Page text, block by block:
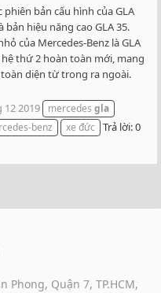
bản cấu hình của GLA
hiệu năng cao GLA 35.
của Mercedes-Benz là GLA
thứ 2 hoàn toàn mới, mang
diện từ trong ra ngoài.
12 2019 mercedes gla
benz xe đức
Trả lời: 0
Phong, Quận 7, TP.HCM,